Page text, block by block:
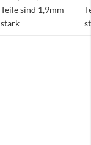
Teile sind 1,9mm
stark